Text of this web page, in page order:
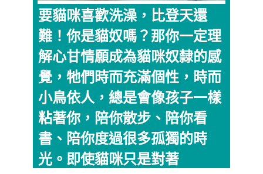
要貓咪喜歡洗澡，比登天還
難！你是貓奴嗎？那你一定理
解心甘情願成為貓咪奴隸的感
覺，牠們時而充滿個性，時而
小鳥依人，總是會像孩子一樣
粘著你，陪你散步、陪你看
書、陪你度過很多孤獨的時
光。即使貓咪只是對著